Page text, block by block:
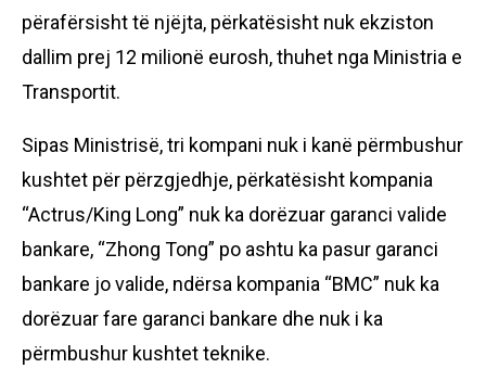
përafërsisht të njëjta, përkatësisht nuk ekziston
dallim prej 12 milionë eurosh, thuhet nga Ministria e
Transportit.
Sipas Ministrisë, tri kompani nuk i kanë përmbushur
kushtet për përzgjedhje, përkatësisht kompania
“Actrus/King Long” nuk ka dorëzuar garanci valide
bankare, “Zhong Tong” po ashtu ka pasur garanci
bankare jo valide, ndërsa kompania “BMC” nuk ka
dorëzuar fare garanci bankare dhe nuk i ka
përmbushur kushtet teknike.